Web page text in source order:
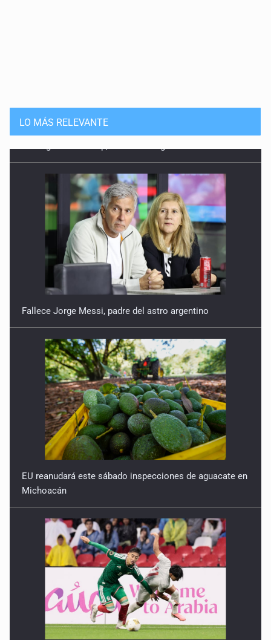
LO MÁS RELEVANTE
Fallece Jorge Messi, padre del astro argentino
EU reanudará este sábado inspecciones de aguacate en
Michoacán